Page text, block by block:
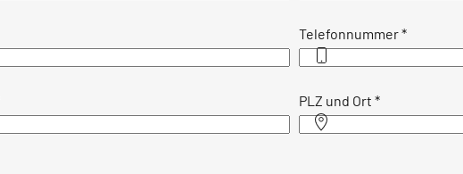
Telefonnummer*
PLZ und Ort *